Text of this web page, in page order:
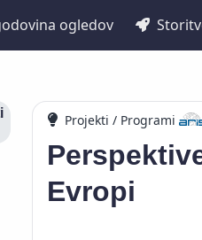
ogledov
Projekti / Programi
Evropi